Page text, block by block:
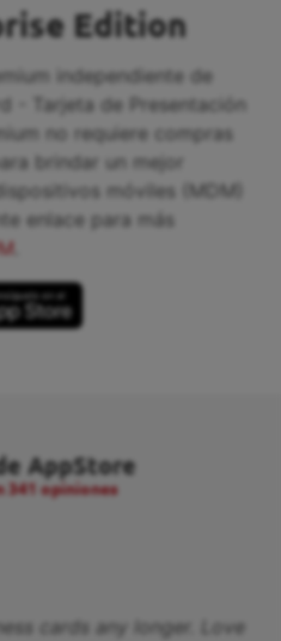
Edition
independiente de
- Tarjeta de Presentación
no requiere compras
brindar un mejor
móviles (MDM)
enlace para más
AppStore
341 opiniones
cards any longer. Love